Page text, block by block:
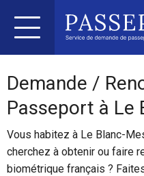
Demande /
Passeport à Le
Vous habitez à Le Blanc-
cherchez à obtenir ou faire
biométrique français ?